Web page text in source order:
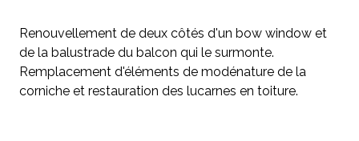
Renouvellement de deux côtés d'un bow window et
de la balustrade du balcon qui le surmonte.
Remplacement d'éléments de modénature de la
corniche et restauration des lucarnes en toiture.